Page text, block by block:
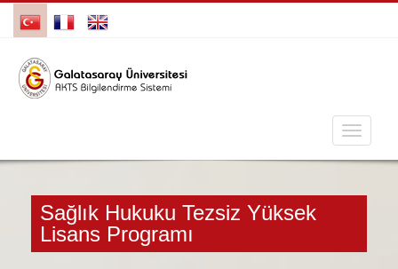
Sağlık Hukuku Tezsiz Yüksek
Lisans Programı